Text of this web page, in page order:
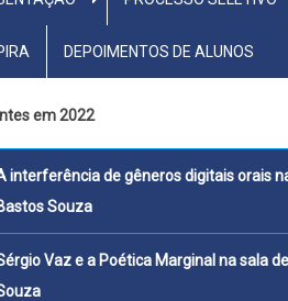
DEPOIMENTOS DE ALUNOS
em 2022
interferência de
Souza
Vaz e a